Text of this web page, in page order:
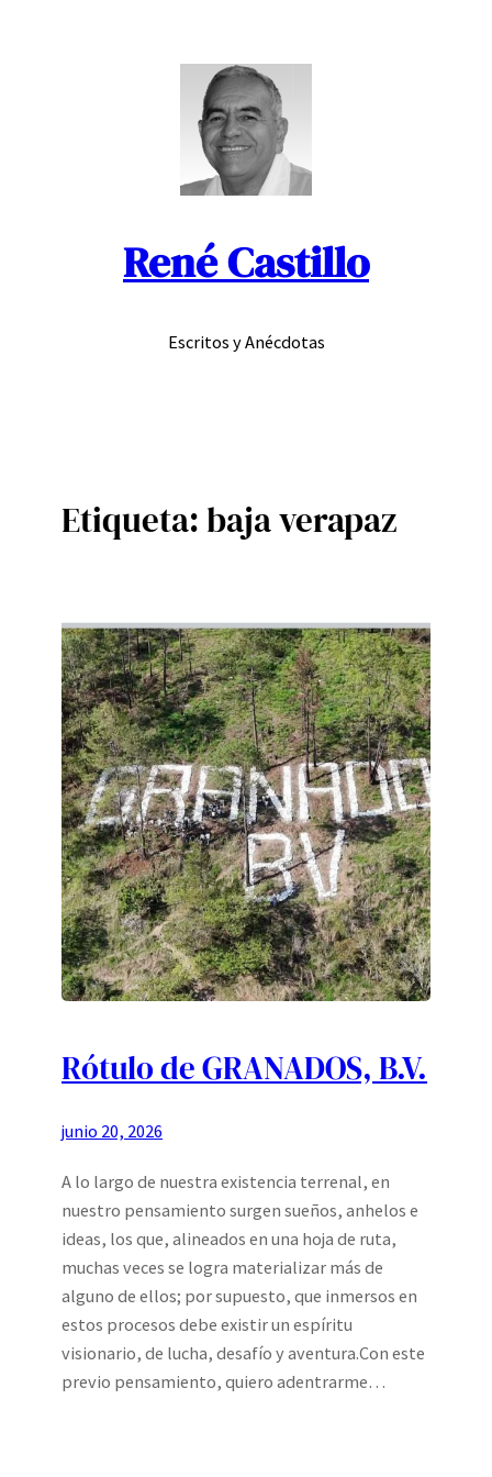
René Castillo
Escritos y Anécdotas
Etiqueta: baja verapaz
Rótulo de GRANADOS, B.V.
junio 20, 2026
A lo largo de nuestra existencia terrenal, en
nuestro pensamiento surgen sueños, anhelos e
ideas, los que, alineados en una hoja de ruta,
muchas veces se logra materializar más de
alguno de ellos; por supuesto, que inmersos en
estos procesos debe existir un espíritu
visionario, de lucha, desafío y aventura.Con este
previo pensamiento, quiero adentrarme…